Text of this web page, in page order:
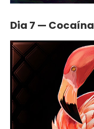
Dia 7 — Cocaína